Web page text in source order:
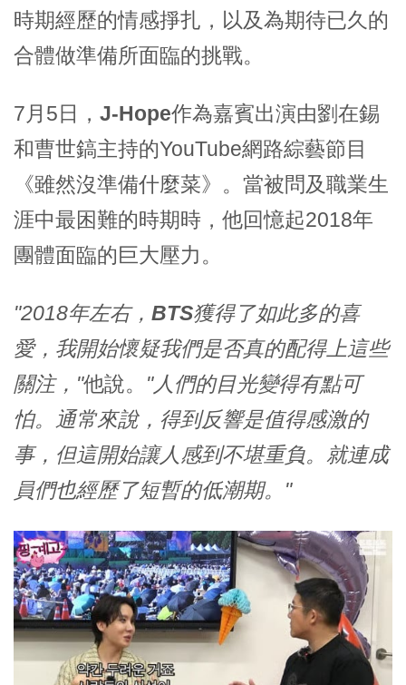
時期經歷的情感掙扎，以及為期待已久的
合體做準備所面臨的挑戰。
7月5日， J-Hope作為嘉賓出演由劉在錫
和曹世鎬主持的YouTube網路綜藝節目
《雖然沒準備什麼菜》。當被問及職業生
涯中最困難的時期時，他回憶起2018年
團體面臨的巨大壓力。
"2018年左右， BTS獲得了如此多的喜
愛，我開始懷疑我們是否真的配得上這些
關注，"他說。 "人們的目光變得有點可
怕。通常來說，得到反響是值得感激的
事，但這開始讓人感到不堪重負。就連成
員們也經歷了短暫的低潮期。"